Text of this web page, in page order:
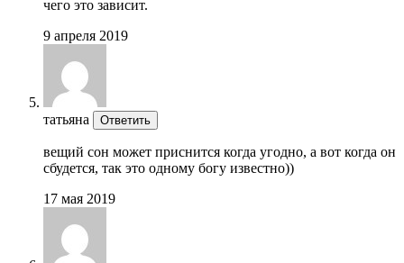
чего это зависит.
9 апреля 2019
татьяна Ответить
вещий сон может приснится когда угодно, а вот когда он
сбудется, так это одному богу известно))
17 мая 2019